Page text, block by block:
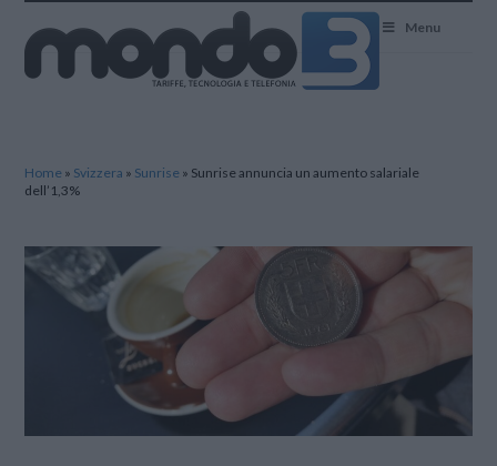
Menu
Home » Svizzera » Sunrise » Sunrise annuncia un aumento salariale
dell’1,3%